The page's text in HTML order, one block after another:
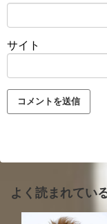
サイト
よく読まれてい